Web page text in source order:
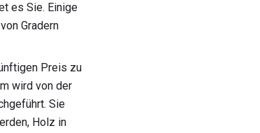
es Sie. Einige
Gradern
Preis zu
wird von der
Sie
Holz in